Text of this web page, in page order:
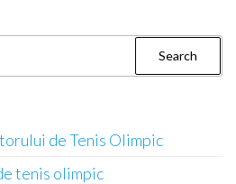
de Tenis Olimpic
tenis olimpic